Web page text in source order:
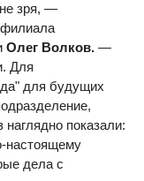
зря, —
филиала
Олег Волков. —
Для
для будущих
показали:
настоящему
дела с